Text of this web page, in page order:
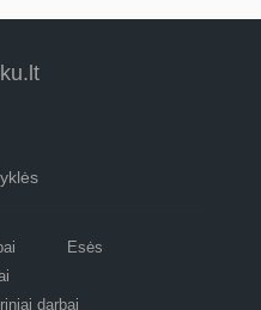
Esės
darbai